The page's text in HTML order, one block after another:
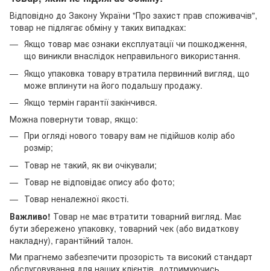
Відповідно до Закону України "Про захист прав споживачів",
товар не підлягає обміну у таких випадках:
Якщо товар має ознаки експлуатації чи пошкодження,
що виникли внаслідок неправильного використання.
Якщо упаковка товару втратила первинний вигляд, що
може вплинути на його подальшу продажу.
Якщо термін гарантії закінчився.
Можна повернути товар, якщо:
При огляді нового товару вам не підійшов колір або
розмір;
Товар не такий, як ви очікували;
Товар не відповідає опису або фото;
Товар неналежної якості.
Важливо! Товар не має втратити товарний вигляд. Має
бути збережено упаковку, товарний чек (або видаткову
накладну), гарантійний талон.
Ми прагнемо забезпечити прозорість та високий стандарт
обслуговування для наших клієнтів, дотримуючись